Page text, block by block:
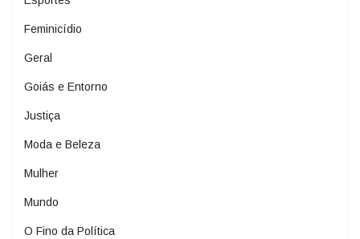
Feminicídio
Geral
Goiás e Entorno
Justiça
Moda e Beleza
Mulher
Mundo
O Fino da Política